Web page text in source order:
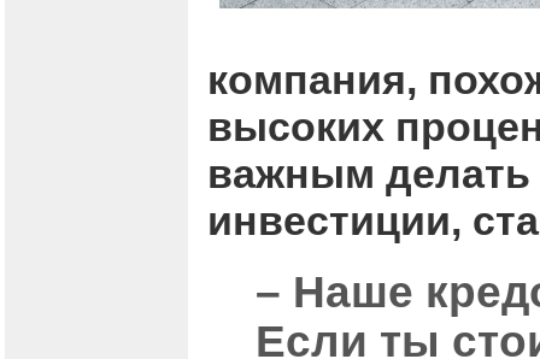
компания,
высоких
важным делать
инвестиции,
– Наше
Если ты